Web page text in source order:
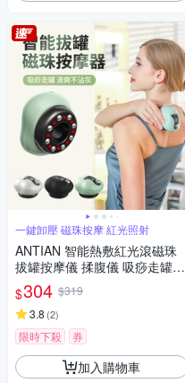
一鍵卸壓 磁珠按摩 紅光照射
ANTIAN 智能熱敷紅光滾磁珠
拔罐按摩儀 揉腹儀 吸痧走罐通
經活絡按摩器
$304 $319
3.8 (2)
限時下殺 券
加入購物車